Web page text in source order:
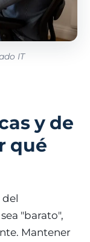
IT
y de
qué
"barato",
Mantener